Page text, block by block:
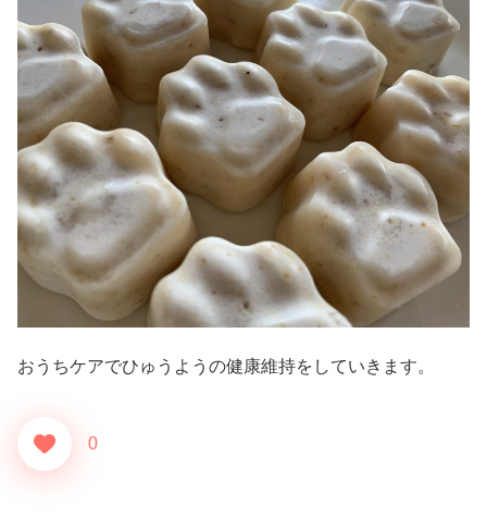
おうちケアでひゅうようの健康維持をしていきます。
0